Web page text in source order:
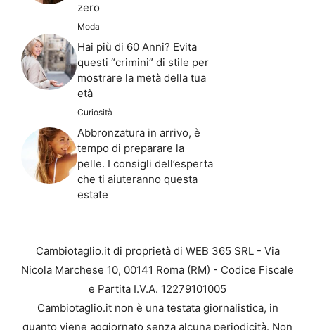
zero
Moda
Hai più di 60 Anni? Evita
questi “crimini” di stile per
mostrare la metà della tua
età
Curiosità
Abbronzatura in arrivo, è
tempo di preparare la
pelle. I consigli dell’esperta
che ti aiuteranno questa
estate
Cambiotaglio.it di proprietà di WEB 365 SRL - Via
Nicola Marchese 10, 00141 Roma (RM) - Codice Fiscale
e Partita I.V.A. 12279101005
Cambiotaglio.it non è una testata giornalistica, in
quanto viene aggiornato senza alcuna periodicità. Non